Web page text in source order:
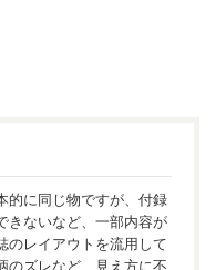
的に同じ物ですが、付録
きないなど、一部内容が
のレイアウトを流用して
のズレなど、見え方に不